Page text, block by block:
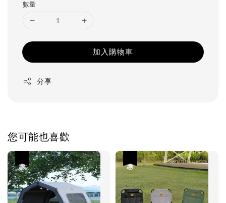
數量
加入購物車
分享
您可能也喜歡